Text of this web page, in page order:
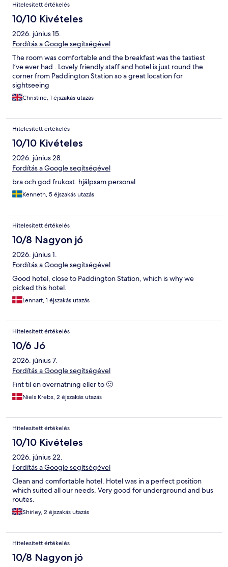
Hitelesített értékelés
10/10 Kivételes
2026. június 15.
Fordítás a Google segítségével
The room was comfortable and the breakfast was the tastiest
I’ve ever had . Lovely friendly staff and hotel is just round the
corner from Paddington Station so a great location for
sightseeing
Christine, 1 éjszakás utazás
Hitelesített értékelés
10/10 Kivételes
2026. június 28.
Fordítás a Google segítségével
bra och god frukost. hjälpsam personal
Kenneth, 5 éjszakás utazás
Hitelesített értékelés
10/8 Nagyon jó
2026. június 1.
Fordítás a Google segítségével
Good hotel, close to Paddington Station, which is why we
picked this hotel.
Lennart, 1 éjszakás utazás
Hitelesített értékelés
10/6 Jó
2026. június 7.
Fordítás a Google segítségével
Fint til en overnatning eller to 🙂
Niels Krebs, 2 éjszakás utazás
Hitelesített értékelés
10/10 Kivételes
2026. június 22.
Fordítás a Google segítségével
Clean and comfortable hotel. Hotel was in a perfect position
which suited all our needs. Very good for underground and bus
routes.
Shirley, 2 éjszakás utazás
Hitelesített értékelés
10/8 Nagyon jó